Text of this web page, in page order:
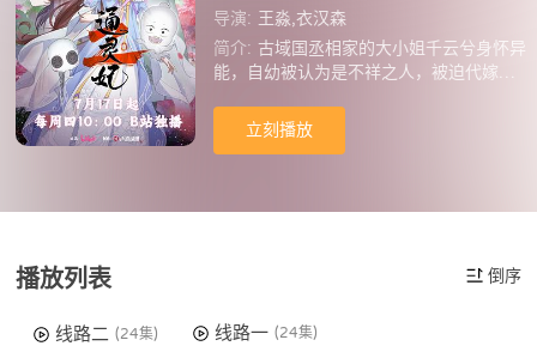
导演: 王淼,衣汉森
简介: 古域国丞相家的大小姐千云兮身怀异
能，自幼被认为是不祥之人，被迫代嫁进
千层套路傲娇示好，千云兮则觉得王爷不
怀好意，遂与其斗智斗勇起来。鸡飞狗跳
立刻播放
播放列表 倒序
线路二 (24集) 线路一 (24集)